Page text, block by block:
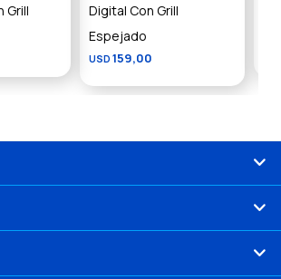
Grill
Digital Con Grill
Espejado
USD 159,00